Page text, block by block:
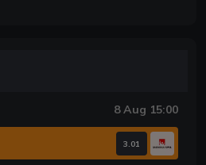
8 Aug 15:00
3.01